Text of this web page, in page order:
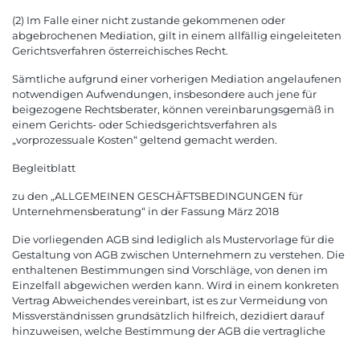
(2) Im Falle einer nicht zustande gekommenen oder
abgebrochenen Mediation, gilt in einem allfällig eingeleiteten
Gerichtsverfahren österreichisches Recht.
Sämtliche aufgrund einer vorherigen Mediation angelaufenen
notwendigen Aufwendungen, insbesondere auch jene für
beigezogene Rechtsberater, können vereinbarungsgemäß in
einem Gerichts- oder Schiedsgerichtsverfahren als
„vorprozessuale Kosten“ geltend gemacht werden.
Begleitblatt
zu den „ALLGEMEINEN GESCHÄFTSBEDINGUNGEN für
Unternehmensberatung“ in der Fassung März 2018
Die vorliegenden AGB sind lediglich als Mustervorlage für die
Gestaltung von AGB zwischen Unternehmern zu verstehen. Die
enthaltenen Bestimmungen sind Vorschläge, von denen im
Einzelfall abgewichen werden kann. Wird in einem konkreten
Vertrag Abweichendes vereinbart, ist es zur Vermeidung von
Missverständnissen grundsätzlich hilfreich, dezidiert darauf
hinzuweisen, welche Bestimmung der AGB die vertragliche